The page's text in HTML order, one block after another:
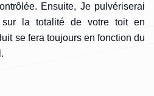
Ensuite, Je pulvériserai
sur la totalité de votre toit en
se fera toujours en fonction du